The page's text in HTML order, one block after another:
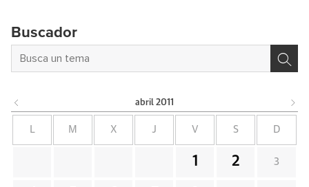
Buscador
abril 2011
L M X J V S D
1 2 3